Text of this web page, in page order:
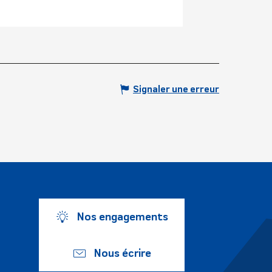
Signaler une erreur
Nos engagements
Nous écrire